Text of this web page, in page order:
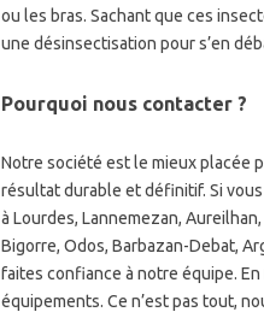
ou les bras. Sachant que ces
une désinsectisation pour s’en
Pourquoi nous contacter ?
Notre société est le mieux placée
résultat durable et définitif. Si
à Lourdes, Lannemezan,
Bigorre, Odos, Barbazan-Debat,
faites confiance à notre équipe.
équipements. Ce n’est pas tout,